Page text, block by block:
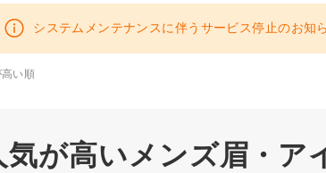
システムメンテナンスに伴うサービス停止のお
高い順
気が高いメンズ眉・ア